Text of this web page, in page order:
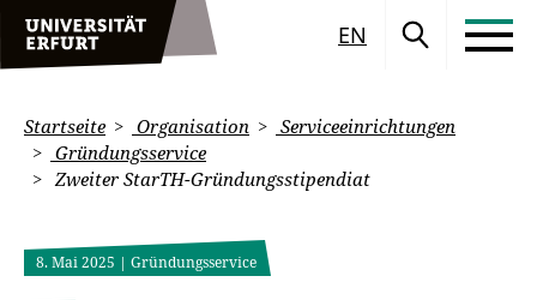
EN
Startseite Organisation
Serviceeinrichtungen
Gründungsservice
Zweiter StarTH-Gründungsstipendiat
8. Mai 2025 | Gründungsservice